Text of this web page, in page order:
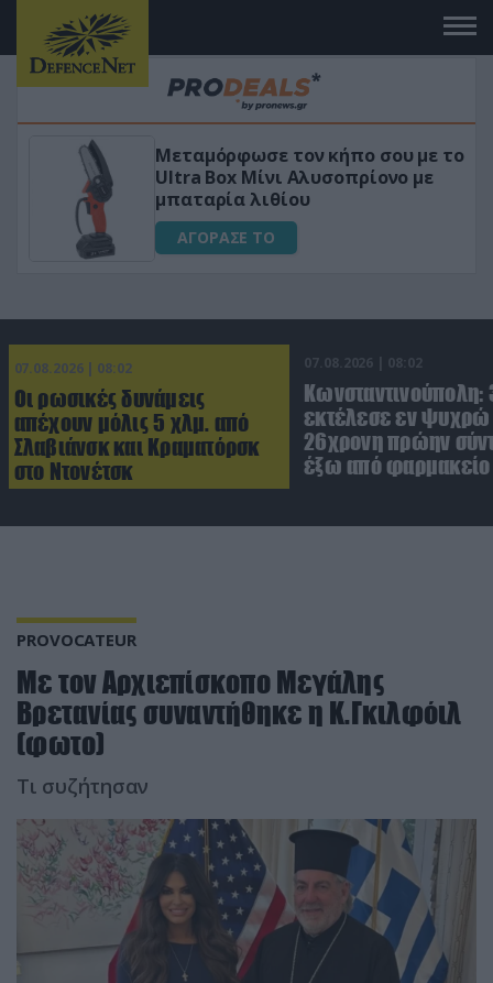
Μεταμόρφωσε τον κήπο σου με το
Ultra Box Μίνι Αλυσοπρίονο με
μπαταρία λιθίου
ΑΓΟΡΑΣΕ ΤΟ
07.08.2026 | 08:02
Οι ρωσικές δυνάμεις
απέχουν μόλις 5 χλμ. από
Σλαβιάνσκ και Κραματόρσκ
στο Ντονέτσκ
07.08.2026 | 08:02
Κωνσταντινούπολη:
εκτέλεσε εν ψυχρώ
26χρονη πρώην
έξω από φαρμακείο
PROVOCATEUR
Με τον Αρχιεπίσκοπο Μεγάλης
Βρετανίας συναντήθηκε η Κ.Γκιλφόιλ
(φωτο)
Τι συζήτησαν